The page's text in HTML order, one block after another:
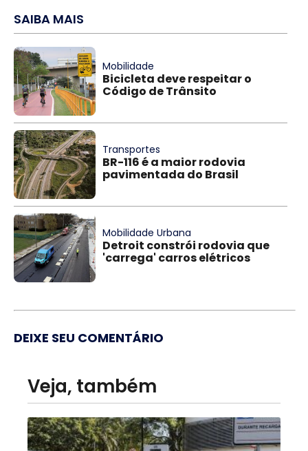
SAIBA MAIS
Mobilidade
Bicicleta deve respeitar o
Código de Trânsito
Transportes
BR-116 é a maior rodovia
pavimentada do Brasil
Mobilidade Urbana
Detroit constrói rodovia que
'carrega' carros elétricos
DEIXE SEU COMENTÁRIO
Veja, também